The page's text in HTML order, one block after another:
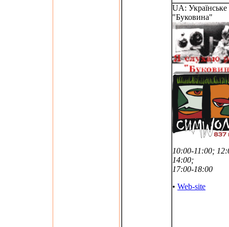
UA: Українське
"Буковина"
10:00-11:00;
14:00;
17:00-18:00
• Web-site